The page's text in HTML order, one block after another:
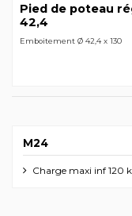
Pied de poteau
42,4
Emboitement Ø 42,4 x 130
M24
Charge maxi inf 120